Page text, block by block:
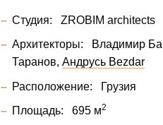
Студия: ZROBIM architects
Архитекторы: Владимир
Таранов Андрусь Bezdar
Расположение: Грузия
Площадь: 695 м2